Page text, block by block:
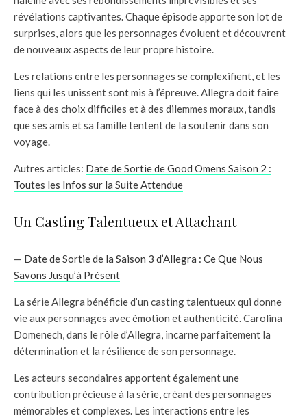
révélations captivantes. Chaque épisode apporte son lot de
surprises, alors que les personnages évoluent et découvrent
de nouveaux aspects de leur propre histoire.
Les relations entre les personnages se complexifient, et les
liens qui les unissent sont mis à l’épreuve. Allegra doit faire
face à des choix difficiles et à des dilemmes moraux, tandis
que ses amis et sa famille tentent de la soutenir dans son
voyage.
Autres articles: Date de Sortie de Good Omens Saison 2 :
Toutes les Infos sur la Suite Attendue
Un Casting Talentueux et Attachant
— Date de Sortie de la Saison 3 d’Allegra : Ce Que Nous
Savons Jusqu’à Présent
La série Allegra bénéficie d’un casting talentueux qui donne
vie aux personnages avec émotion et authenticité. Carolina
Domenech, dans le rôle d’Allegra, incarne parfaitement la
détermination et la résilience de son personnage.
Les acteurs secondaires apportent également une
contribution précieuse à la série, créant des personnages
mémorables et complexes. Les interactions entre les